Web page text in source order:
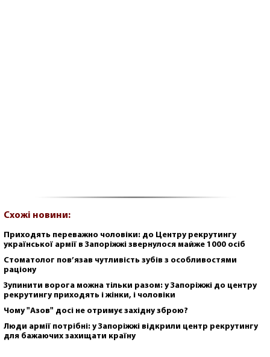
Схожі новини:
Приходять переважно чоловіки: до Центру рекрутингу
української армії в Запоріжжі звернулося майже 1000 осіб
Стоматолог пов’язав чутливість зубів з особливостями
раціону
Зупинити ворога можна тільки разом: у Запоріжжі до центру
рекрутингу приходять і жінки, і чоловіки
Чому "Азов" досі не отримує західну зброю?
Люди армії потрібні: у Запоріжжі відкрили центр рекрутингу
для бажаючих захищати країну